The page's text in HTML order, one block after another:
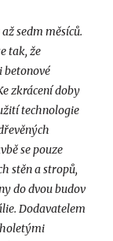
sedm měsíců.
tak, že
betonové
zkrácení doby
technologie
se pouze
stěn a stropů,
do dvou budov
Dodavatelem